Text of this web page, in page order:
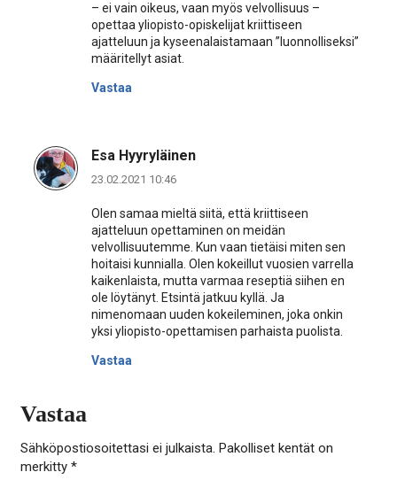
– ei vain oikeus, vaan myös velvollisuus –
opettaa yliopisto-opiskelijat kriittiseen
ajatteluun ja kyseenalaistamaan ”luonnolliseksi”
määritellyt asiat.
Vastaa
Esa Hyyryläinen
23.02.2021 10:46
Olen samaa mieltä siitä, että kriittiseen
ajatteluun opettaminen on meidän
velvollisuutemme. Kun vaan tietäisi miten sen
hoitaisi kunnialla. Olen kokeillut vuosien varrella
kaikenlaista, mutta varmaa reseptiä siihen en
ole löytänyt. Etsintä jatkuu kyllä. Ja
nimenomaan uuden kokeileminen, joka onkin
yksi yliopisto-opettamisen parhaista puolista.
Vastaa
Vastaa
Sähköpostiosoitettasi ei julkaista. Pakolliset kentät on
merkitty *